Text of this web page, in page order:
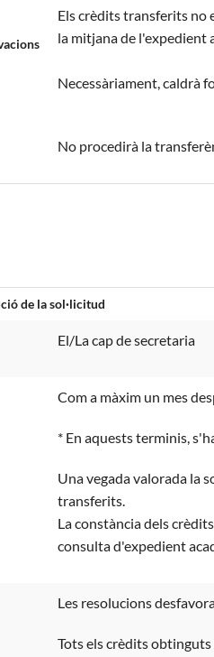
Els crèdits transferits no
la mitjana de l'expedient
Necessàriament, caldrà
No procedirà la
de la sol·licitud
El/La cap de secretaria
Com a màxim un mes
* En aquests terminis,
Una vegada valorada la
transferits.
La constància dels
consulta d'expedient
Les resolucions
Tots els crèdits